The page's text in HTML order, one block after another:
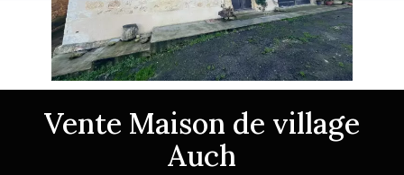
Vente Maison de village
Auch